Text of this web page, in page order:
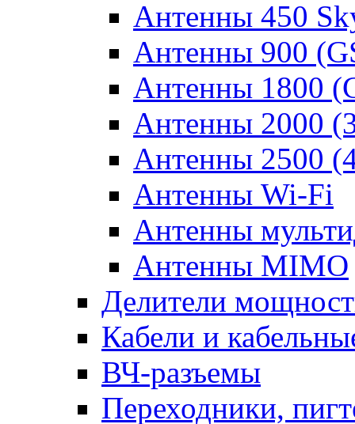
Антенны 450
Антенны 900
Антенны 1800
Антенны 2000
Антенны 2500
Антенны Wi-Fi
Антенны
Антенны MIMO
Делители
Кабели и
ВЧ-разъемы
Переходники,